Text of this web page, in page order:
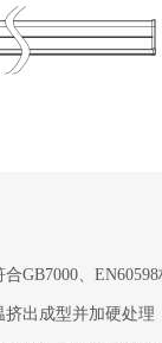
GB7000、
挤出成型并加硬处理